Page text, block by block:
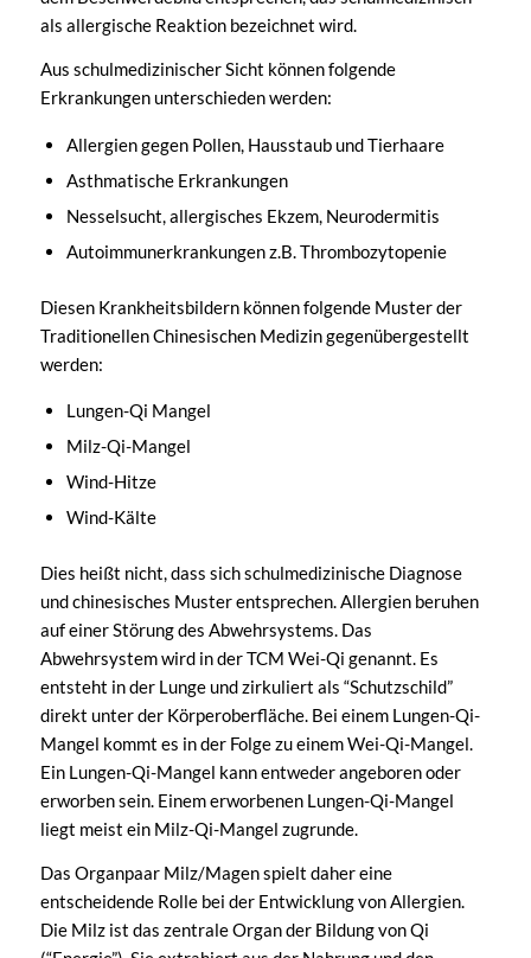
als allergische Reaktion bezeichnet wird.
Aus schulmedizinischer Sicht können folgende
Erkrankungen unterschieden werden:
Allergien gegen Pollen, Hausstaub und Tierhaare
Asthmatische Erkrankungen
Nesselsucht, allergisches Ekzem, Neurodermitis
Autoimmunerkrankungen z.B. Thrombozytopenie
Diesen Krankheitsbildern können folgende Muster der
Traditionellen Chinesischen Medizin gegenübergestellt
werden:
Lungen-Qi Mangel
Milz-Qi-Mangel
Wind-Hitze
Wind-Kälte
Dies heißt nicht, dass sich schulmedizinische Diagnose
und chinesisches Muster entsprechen. Allergien beruhen
auf einer Störung des Abwehrsystems. Das
Abwehrsystem wird in der TCM Wei-Qi genannt. Es
entsteht in der Lunge und zirkuliert als “Schutzschild”
direkt unter der Körperoberfläche. Bei einem Lungen-Qi-
Mangel kommt es in der Folge zu einem Wei-Qi-Mangel.
Ein Lungen-Qi-Mangel kann entweder angeboren oder
erworben sein. Einem erworbenen Lungen-Qi-Mangel
liegt meist ein Milz-Qi-Mangel zugrunde.
Das Organpaar Milz/Magen spielt daher eine
entscheidende Rolle bei der Entwicklung von Allergien.
Die Milz ist das zentrale Organ der Bildung von Qi